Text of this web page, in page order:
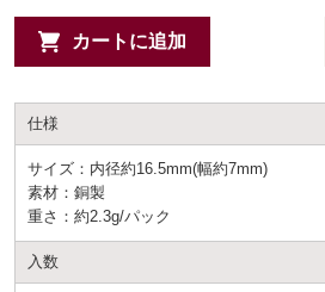
カートに追加
仕様
サイズ：内径約16.5mm(幅約7mm)
素材：銅製
重さ：約2.3g/パック
入数